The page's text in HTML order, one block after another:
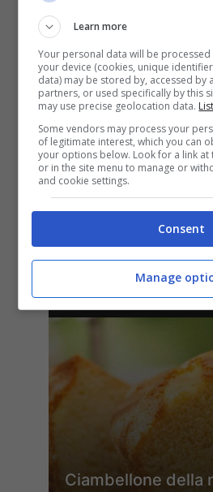
ULTIMI ARTICOLI
C’è sempre una
come pulire e
in poche mosse
Ciambellone della
Learn more
Your personal data will be
your device (cookies, unique
data) may be stored by, accessed by
partners, or used specifically by this
may use precise geolocation data.
Some vendors may process your
of legitimate interest, which you can
your options below. Look for a link
or in the site menu to manage or
and cookie settings.
Consent
Manage